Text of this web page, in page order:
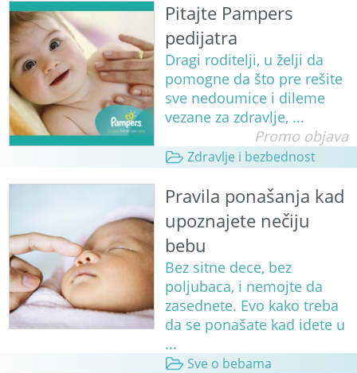
Pitajte Pampers
pedijatra
Dragi roditelji, u želji da
pomogne da što pre rešite
sve nedoumice i dileme
vezane za zdravlje, ...
Promo objava
Zdravlje i bezbednost
Pravila ponašanja kad
upoznajete nečiju
bebu
Bez sitne dece, bez
poljubaca, i nemojte da
zasednete. Evo kako treba
da se ponašate kad idete u
...
Sve o bebama